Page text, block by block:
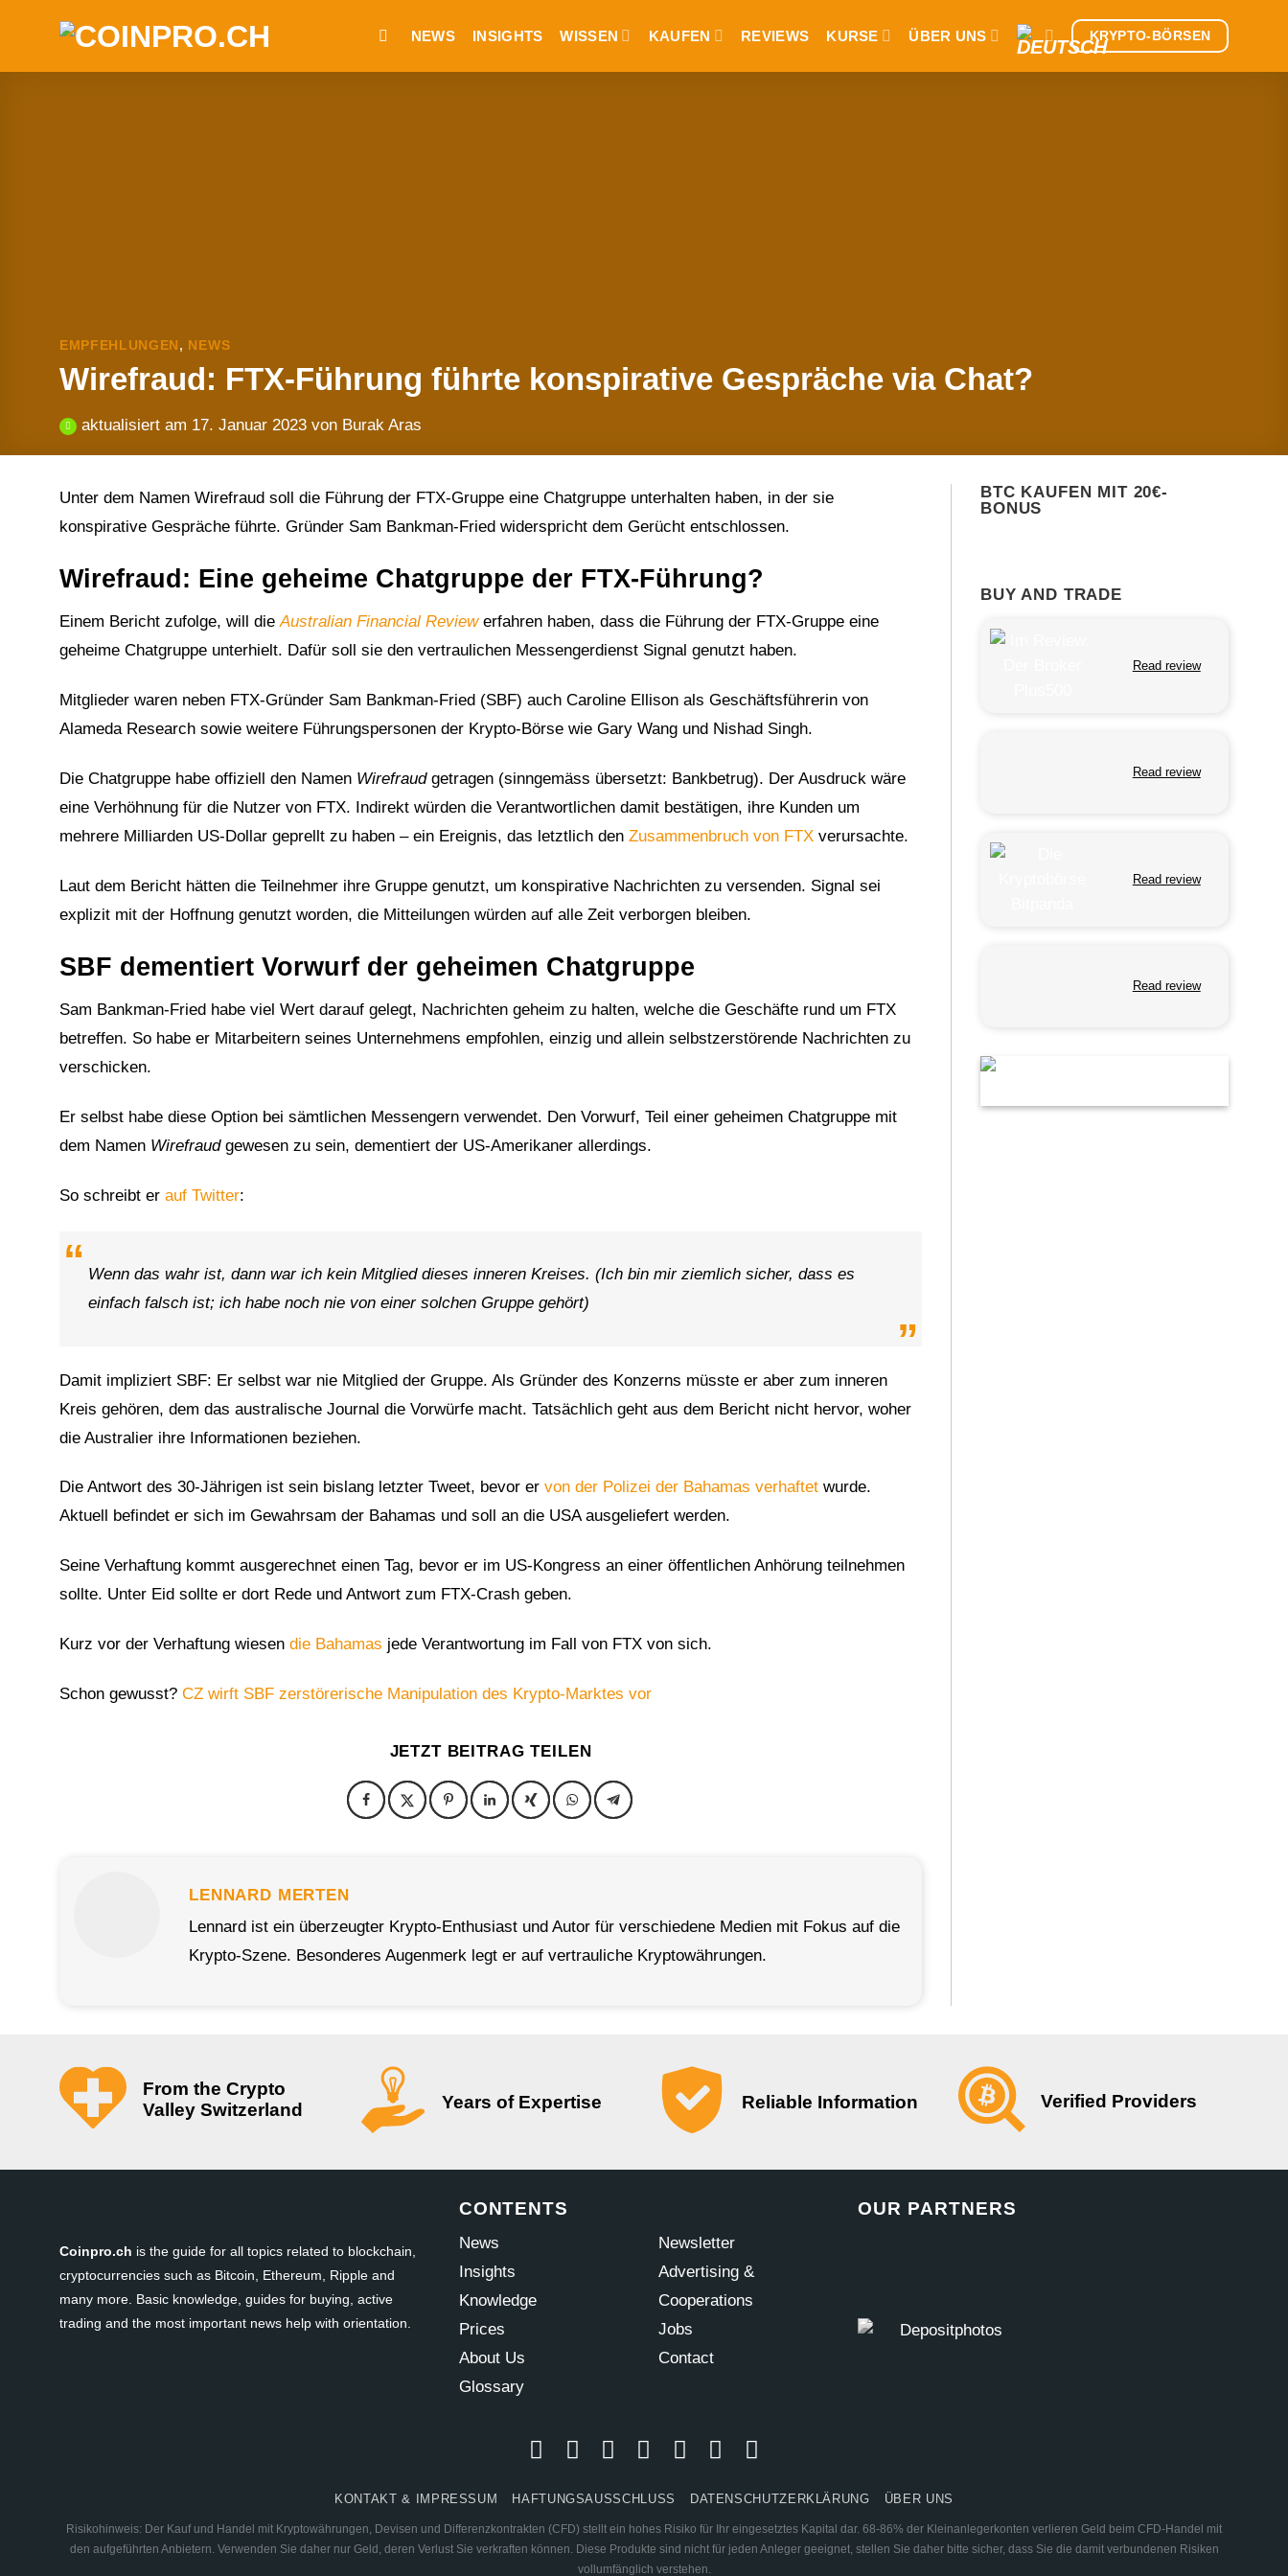
NEWS INSIGHTS WISSEN KAUFEN REVIEWS KURSE ÜBER UNS KRYPTO-BÖRSEN
EMPFEHLUNGEN , NEWS
Wirefraud: FTX-Führung führte konspirative Gespräche via Chat?
aktualisiert am 17. Januar 2023 von Burak Aras
Unter dem Namen Wirefraud soll die Führung der FTX-Gruppe eine Chatgruppe unterhalten haben, in der sie
konspirative Gespräche führte. Gründer Sam Bankman-Fried widerspricht dem Gerücht entschlossen.
Wirefraud: Eine geheime Chatgruppe der FTX-Führung?
Einem Bericht zufolge, will dieAustralian Financial Reviewerfahren haben, dass die Führung der FTX-Gruppe eine
geheime Chatgruppe unterhielt. Dafür soll sie den vertraulichen Messengerdienst Signal genutzt haben.
Mitglieder waren neben FTX-Gründer Sam Bankman-Fried (SBF) auch Caroline Ellison als Geschäftsführerin von
Alameda Research sowie weitere Führungspersonen der Krypto-Börse wie Gary Wang und Nishad Singh.
Die Chatgruppe habe offiziell den Namen Wirefraudgetragen (sinngemäss übersetzt: Bankbetrug). Der Ausdruck wäre
eine Verhöhnung für die Nutzer von FTX. Indirekt würden die Verantwortlichen damit bestätigen, ihre Kunden um
mehrere Milliarden US-Dollar geprellt zu haben – ein Ereignis, das letztlich den Zusammenbruch von FTX verursachte.
Laut dem Bericht hätten die Teilnehmer ihre Gruppe genutzt, um konspirative Nachrichten zu versenden. Signal sei
explizit mit der Hoffnung genutzt worden, die Mitteilungen würden auf alle Zeit verborgen bleiben.
SBF dementiert Vorwurf der geheimen Chatgruppe
Sam Bankman-Fried habe viel Wert darauf gelegt, Nachrichten geheim zu halten, welche die Geschäfte rund um FTX
betreffen. So habe er Mitarbeitern seines Unternehmens empfohlen, einzig und allein selbstzerstörende Nachrichten zu
verschicken.
Er selbst habe diese Option bei sämtlichen Messengern verwendet. Den Vorwurf, Teil einer geheimen Chatgruppe mit
dem Namen Wirefraudgewesen zu sein, dementiert der US-Amerikaner allerdings.
So schreibt er auf Twitter:
Wenn das wahr ist, dann war ich kein Mitglied dieses inneren Kreises. (Ich bin mir ziemlich sicher, dass es
einfach falsch ist; ich habe noch nie von einer solchen Gruppe gehört)
Damit impliziert SBF: Er selbst war nie Mitglied der Gruppe. Als Gründer des Konzerns müsste er aber zum inneren
Kreis gehören, dem das australische Journal die Vorwürfe macht. Tatsächlich geht aus dem Bericht nicht hervor, woher
die Australier ihre Informationen beziehen.
Die Antwort des 30-Jährigen ist sein bislang letzter Tweet, bevor er von der Polizei der Bahamas verhaftet wurde.
Aktuell befindet er sich im Gewahrsam der Bahamas und soll an die USA ausgeliefert werden.
Seine Verhaftung kommt ausgerechnet einen Tag, bevor er im US-Kongress an einer öffentlichen Anhörung teilnehmen
sollte. Unter Eid sollte er dort Rede und Antwort zum FTX-Crash geben.
Kurz vor der Verhaftung wiesen die Bahamas jede Verantwortung im Fall von FTX von sich.
Schon gewusst? CZ wirft SBF zerstörerische Manipulation des Krypto-Marktes vor
JETZT BEITRAG TEILEN
LENNARD MERTEN
Lennard ist ein überzeugter Krypto-Enthusiast und Autor für verschiedene Medien mit Fokus auf die
Krypto-Szene. Besonderes Augenmerk legt er auf vertrauliche Kryptowährungen.
BTC KAUFEN MIT 20€-
BONUS
BUY AND TRADE
Read review
Read review
Read review
Read review
From the Crypto
Valley Switzerland
Years of Expertise Reliable Information Verified Providers
Coinpro.ch is the guide for all topics related to blockchain,
cryptocurrencies such as Bitcoin, Ethereum, Ripple and
many more. Basic knowledge, guides for buying, active
trading and the most important news help with orientation.
CONTENTS
News
Insights
Knowledge
Prices
About Us
Glossary
Newsletter
Advertising &
Cooperations
Jobs
Contact
OUR PARTNERS
KONTAKT & IMPRESSUM HAFTUNGSAUSSCHLUSS DATENSCHUTZERKLÄRUNG ÜBER UNS
Risikohinweis: Der Kauf und Handel mit Kryptowährungen, Devisen und Differenzkontrakten (CFD) stellt ein hohes Risiko für Ihr eingesetztes Kapital dar. 68-86% der Kleinanlegerkonten verlieren Geld beim CFD-Handel mit
den aufgeführten Anbietern. Verwenden Sie daher nur Geld, deren Verlust Sie verkraften können. Diese Produkte sind nicht für jeden Anleger geeignet, stellen Sie daher bitte sicher, dass Sie die damit verbundenen Risiken
vollumfänglich verstehen.